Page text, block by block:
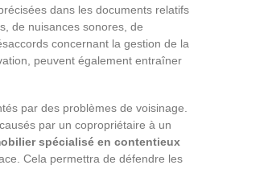
dans les documents relatifs
de nuisances sonores, de
concernant la gestion de la
peuvent également entraîner
par des problèmes de voisinage.
par un copropriétaire à un
spécialisé en contentieux
Cela permettra de défendre les